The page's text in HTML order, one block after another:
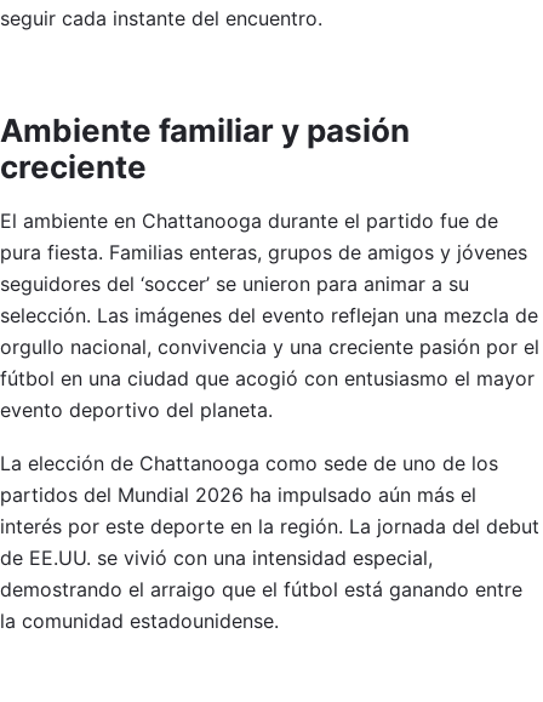
seguir cada instante del encuentro.
Ambiente familiar y pasión
creciente
El ambiente en Chattanooga durante el partido fue de
pura fiesta. Familias enteras, grupos de amigos y jóvenes
seguidores del ‘soccer’ se unieron para animar a su
selección. Las imágenes del evento reflejan una mezcla de
orgullo nacional, convivencia y una creciente pasión por el
fútbol en una ciudad que acogió con entusiasmo el mayor
evento deportivo del planeta.
La elección de Chattanooga como sede de uno de los
partidos del Mundial 2026 ha impulsado aún más el
interés por este deporte en la región. La jornada del debut
de EE.UU. se vivió con una intensidad especial,
demostrando el arraigo que el fútbol está ganando entre
la comunidad estadounidense.